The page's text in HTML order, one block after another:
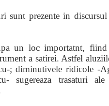
sunt prezente in
un loc importatnt,
a satirei. Astfel
; diminutivele ridicole -
sugereaza trasaturi